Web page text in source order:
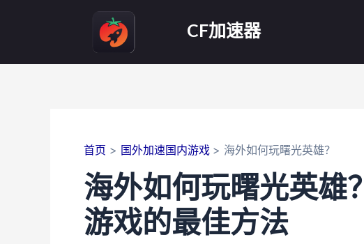
CF加速器
首页 国外加速国内游戏 海外如何玩曙光英雄？
海外如何玩曙光英雄
游戏的最佳方法